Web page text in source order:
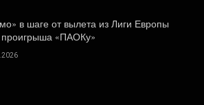
в шаге от вылета из Лиги Европы
проигрыша «ПАОКу»